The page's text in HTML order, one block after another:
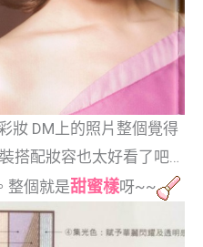
妝 DM上的照片整個覺得
搭配妝容也太好看了吧…
整個就是甜蜜樣呀~~